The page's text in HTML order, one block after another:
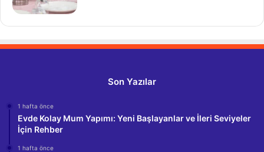
Son Yazılar
1 hafta önce
Evde Kolay Mum Yapımı: Yeni Başlayanlar ve İleri Seviyeler
İçin Rehber
1 hafta önce